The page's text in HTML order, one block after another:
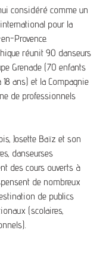
considéré comme un
pour la
Provence.
réunit 90 danseurs
Grenade (70 enfants
ans) et la Compagnie
de professionnels
Josette Baïz et son
danseur.ses
des cours ouverts à
de nombreux
de publics
(scolaires,